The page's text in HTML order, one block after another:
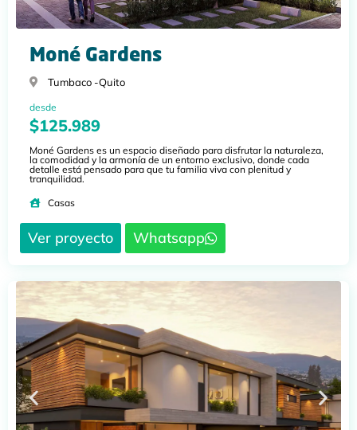
Moné Gardens
Tumbaco -Quito
desde
$125.989
Moné Gardens es un espacio diseñado para disfrutar la naturaleza,
la comodidad y la armonía de un entorno exclusivo, donde cada
detalle está pensado para que tu familia viva con plenitud y
tranquilidad.
Casas
Ver proyecto Whatsapp